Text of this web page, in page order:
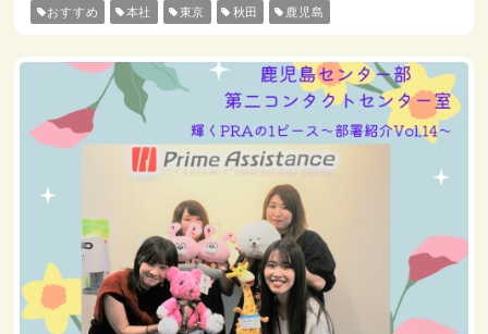
おすすめ 本社 東京 秋田 鹿児島